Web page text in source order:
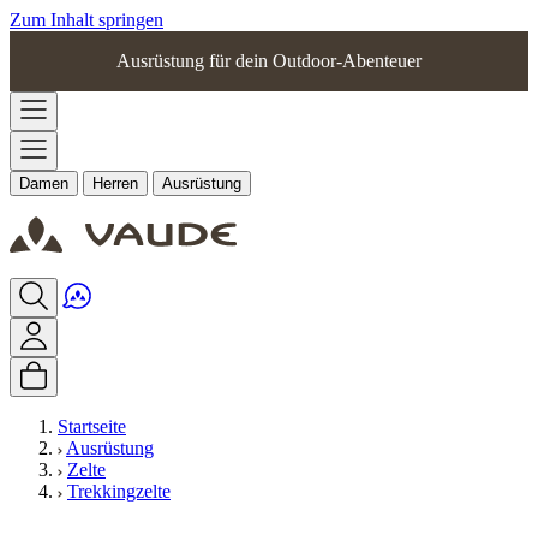
Zum Inhalt springen
Ausrüstung für dein Outdoor-Abenteuer
Damen Herren Ausrüstung
Startseite
Ausrüstung
Zelte
Trekkingzelte